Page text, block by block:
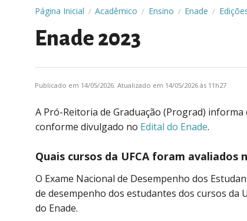
Página Inicial / Acadêmico / Ensino / Enade /
Enade 2023
Publicado em 14/05/2026. Atualizado em 14/05/2026 às 11h27
A Pró-Reitoria de Graduação (Prograd)
conforme divulgado no Edital do Enade.
Quais cursos da UFCA foram avaliados
O Exame Nacional de Desempenho dos
de desempenho dos estudantes dos cursos da
do Enade.